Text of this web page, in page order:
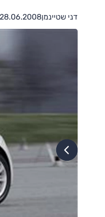
דני שטיינמן28.06.2008